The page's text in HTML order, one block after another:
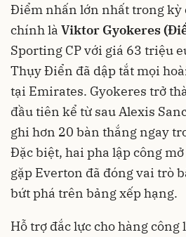
Điểm nhấn lớn nhất trong kỳ
chính là Viktor Gyokeres
Sporting CP với giá 63 triệu
Thụy Điển đã dập tắt mọi
tại Emirates. Gyokeres trở
đầu tiên kể từ sau Alexis
ghi hơn 20 bàn thắng ngay
Đặc biệt, hai pha lập công
gặp Everton đã đóng vai trò
bứt phá trên bảng xếp hạng.
Hỗ trợ đắc lực cho hàng công